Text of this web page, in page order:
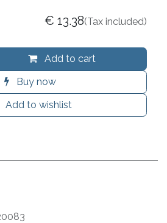
Add to cart
Buy now
Add to wishlist
€ 13.38(Tax included)